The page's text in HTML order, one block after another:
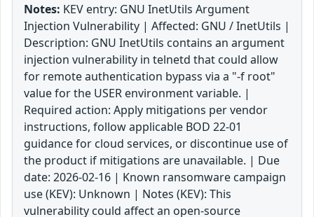
Notes: KEV entry: GNU InetUtils Argument
Injection Vulnerability | Affected: GNU / InetUtils |
Description: GNU InetUtils contains an argument
injection vulnerability in telnetd that could allow
for remote authentication bypass via a "-f root"
value for the USER environment variable. |
Required action: Apply mitigations per vendor
instructions, follow applicable BOD 22-01
guidance for cloud services, or discontinue use of
the product if mitigations are unavailable. | Due
date: 2026-02-16 | Known ransomware campaign
use (KEV): Unknown | Notes (KEV): This
vulnerability could affect an open-source